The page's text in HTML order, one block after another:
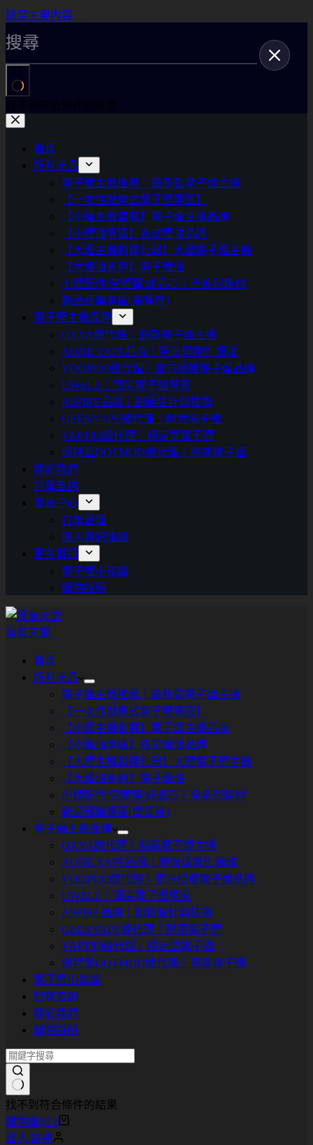
跳至主要內容
找不到符合條件的結果
首頁
所有商品
電子煙主機推薦｜最新款電子煙主機
【一次性拋棄式電子煙專區】
【小煙主機套裝】電子煙主機品牌
【小煙油專區】各式煙油品牌
【大煙主機和霧化器】大煙電子煙主機
【大煙油系列】電子煙油
小煙配件/空煙彈/成品芯｜全系列耗材
新品預購專區(需等待)
電子煙主機品牌
OXVA總代理｜創新電子煙主機
AONE VAPE品牌｜時尚與霧化領域
VOOPOO總代理｜官方授權電子煙品牌
UWELL｜頂尖電子煙專家
ASPIRE品牌｜創新設計與技術
GEEKVAPE總代理｜耐用電子煙
VAPTIO總代理｜穩定型電子煙
佩特里DOTMOD總代理｜高端電子煙
關於我們
訂單查詢
會員中心
訂單管理
個人資訊維護
更多資訊
電子煙小知識
購物說明
蒸氣天堂
首頁
所有商品
電子煙主機推薦｜最新款電子煙主機
【一次性拋棄式電子煙專區】
【小煙主機套裝】電子煙主機品牌
【小煙油專區】各式煙油品牌
【大煙主機和霧化器】大煙電子煙主機
【大煙油系列】電子煙油
小煙配件/空煙彈/成品芯｜全系列耗材
新品預購專區(需等待)
電子煙主機品牌
OXVA總代理｜創新電子煙主機
AONE VAPE品牌｜時尚與霧化領域
VOOPOO總代理｜官方授權電子煙品牌
UWELL｜頂尖電子煙專家
ASPIRE品牌｜創新設計與技術
GEEKVAPE總代理｜耐用電子煙
VAPTIO總代理｜穩定型電子煙
佩特里DOTMOD總代理｜高端電子煙
電子煙小知識
訂單查詢
關於我們
購物說明
找不到符合條件的結果
購物車$0 0
登入/註冊